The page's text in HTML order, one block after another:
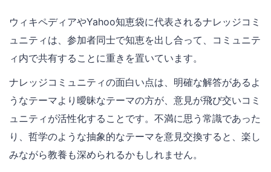
ウィキペディアやYahoo知恵袋に代表されるナレッジコミ
ュニティは、参加者同士で知恵を出し合って、コミュニテ
ィ内で共有することに重きを置いています。
ナレッジコミュニティの面白い点は、明確な解答があるよ
うなテーマより曖昧なテーマの方が、意見が飛び交いコミ
ュニティが活性化することです。不満に思う常識であった
り、哲学のような抽象的なテーマを意見交換すると、楽し
みながら教養も深められるかもしれません。